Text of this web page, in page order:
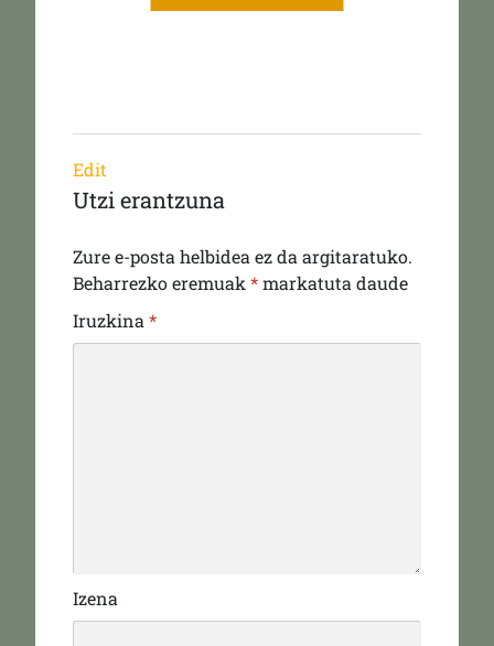
Edit
Utzi erantzuna
Zure e-posta helbidea ez da argitaratuko.
Beharrezko eremuak *markatuta daude
Iruzkina *
Izena